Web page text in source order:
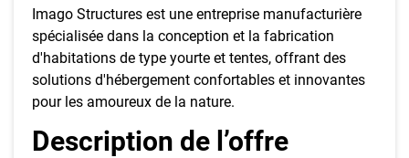
Imago Structures est une entreprise manufacturière
spécialisée dans la conception et la fabrication
d'habitations de type yourte et tentes, offrant des
solutions d'hébergement confortables et innovantes
pour les amoureux de la nature.
Description de l’offre